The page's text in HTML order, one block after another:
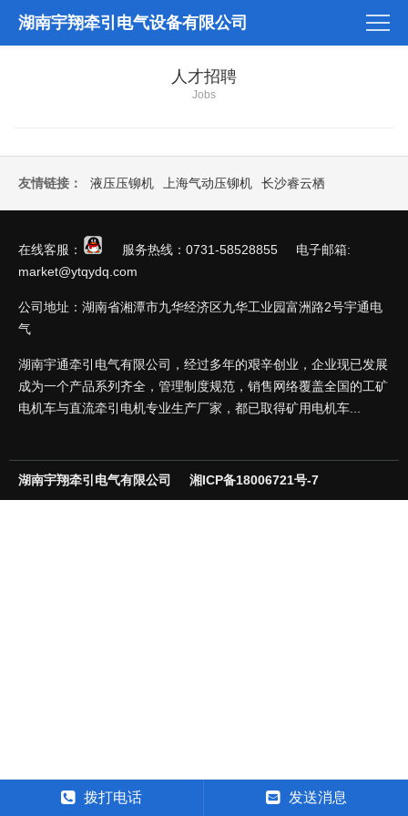
湖南宇翔牵引电气设备有限公司
人才招聘
Jobs
友情链接： 液压压铆机 上海气动压铆机 长沙睿云栖
在线客服：
服务热线：0731-58528855 电子邮箱:
market@ytqydq.com
公司地址：湖南省湘潭市九华经济区九华工业园富洲路2号宇通电
气
湖南宇通牵引电气有限公司，经过多年的艰辛创业，企业现已发展
成为一个产品系列齐全，管理制度规范，销售网络覆盖全国的工矿
电机车与直流牵引电机专业生产厂家，都已取得矿用电机车...
湖南宇翔牵引电气有限公司 湘ICP备18006721号-7
拨打电话 发送消息